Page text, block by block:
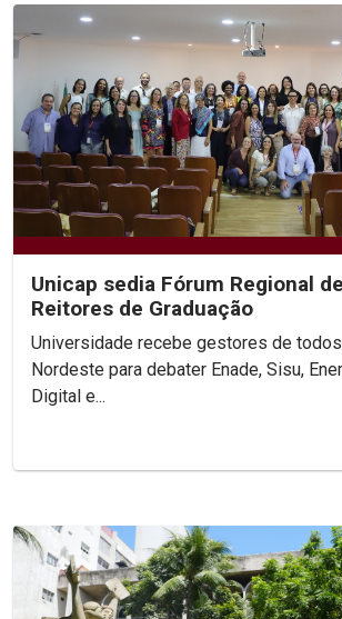
Unicap sedia Fórum Regional
Reitores de Graduação
Universidade recebe gestores de
Nordeste para debater Enade, Sisu,
Digital e...